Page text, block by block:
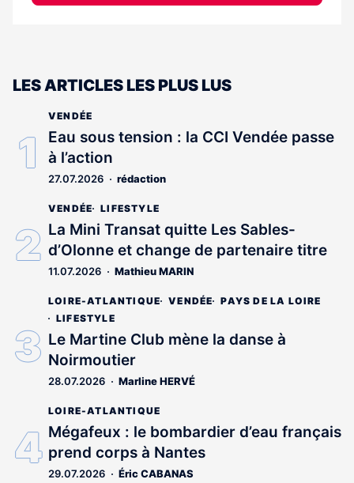
LES ARTICLES LES PLUS LUS
VENDÉE
Eau sous tension : la CCI Vendée passe
à l’action
27.07.2026 rédaction
VENDÉE LIFESTYLE
La Mini Transat quitte Les Sables-
d’Olonne et change de partenaire titre
11.07.2026 Mathieu MARIN
LOIRE-ATLANTIQUE VENDÉE
PAYS DE LA LOIRE
LIFESTYLE
Le Martine Club mène la danse à
Noirmoutier
28.07.2026 Marline HERVÉ
LOIRE-ATLANTIQUE
Mégafeux : le bombardier d’eau français
prend corps à Nantes
29.07.2026 Éric CABANAS